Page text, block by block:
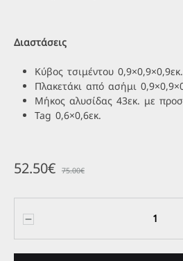
Διαστάσεις
Κύβος τσιμέντου 0,9×0,9×0,9εκ.
Πλακετάκι από ασήμι
Μήκος αλυσίδας 43εκ. με
Tag 0,6×0,6εκ.
52.50€ 75.00€